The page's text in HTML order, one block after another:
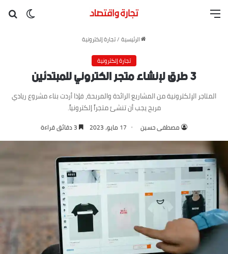
القائمة
الرئيسية /تجارة إلكترونية
تجارة إلكترونية
3 طرق لإنشاء متجر الكتروني للمبتدئين
المتاجر الإلكترونية من المشاريع الرائدة والمربحة، فإذا أردت بناء مشروع ريادي
مربح يجب أن تنشئ متجراً إلكترونياً.
مصطفى حسين 17 مايو، 2023